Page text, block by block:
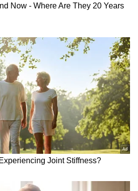
2026 మోడల్‌లో రెండు కొత్త
చేసింది. 'ఐవరీ మ్యాట్ కాపర్ బ్రాంజ్',
ప్రస్తుతం డీటీ ఎస్.ఎక్స్.సి
లుక్ పరంగా కొత్తదనం
ఇంజిన్ పనితీరులో, టెక్నికల్
చేయలేదు.